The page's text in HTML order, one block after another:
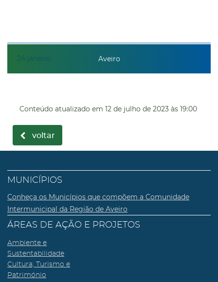
24 janeiro Aveiro
Conteúdo atualizado em 12 de julho de 2023 às 19:00
voltar
MUNICÍPIOS
Conheça os Municípios que compõem a Comunidade
Intermunicipal da Região de Aveiro
ÁREAS DE AÇÃO E PROJETOS
Ambiente e
Sustentabilidade
Cultura, Turismo e
Património